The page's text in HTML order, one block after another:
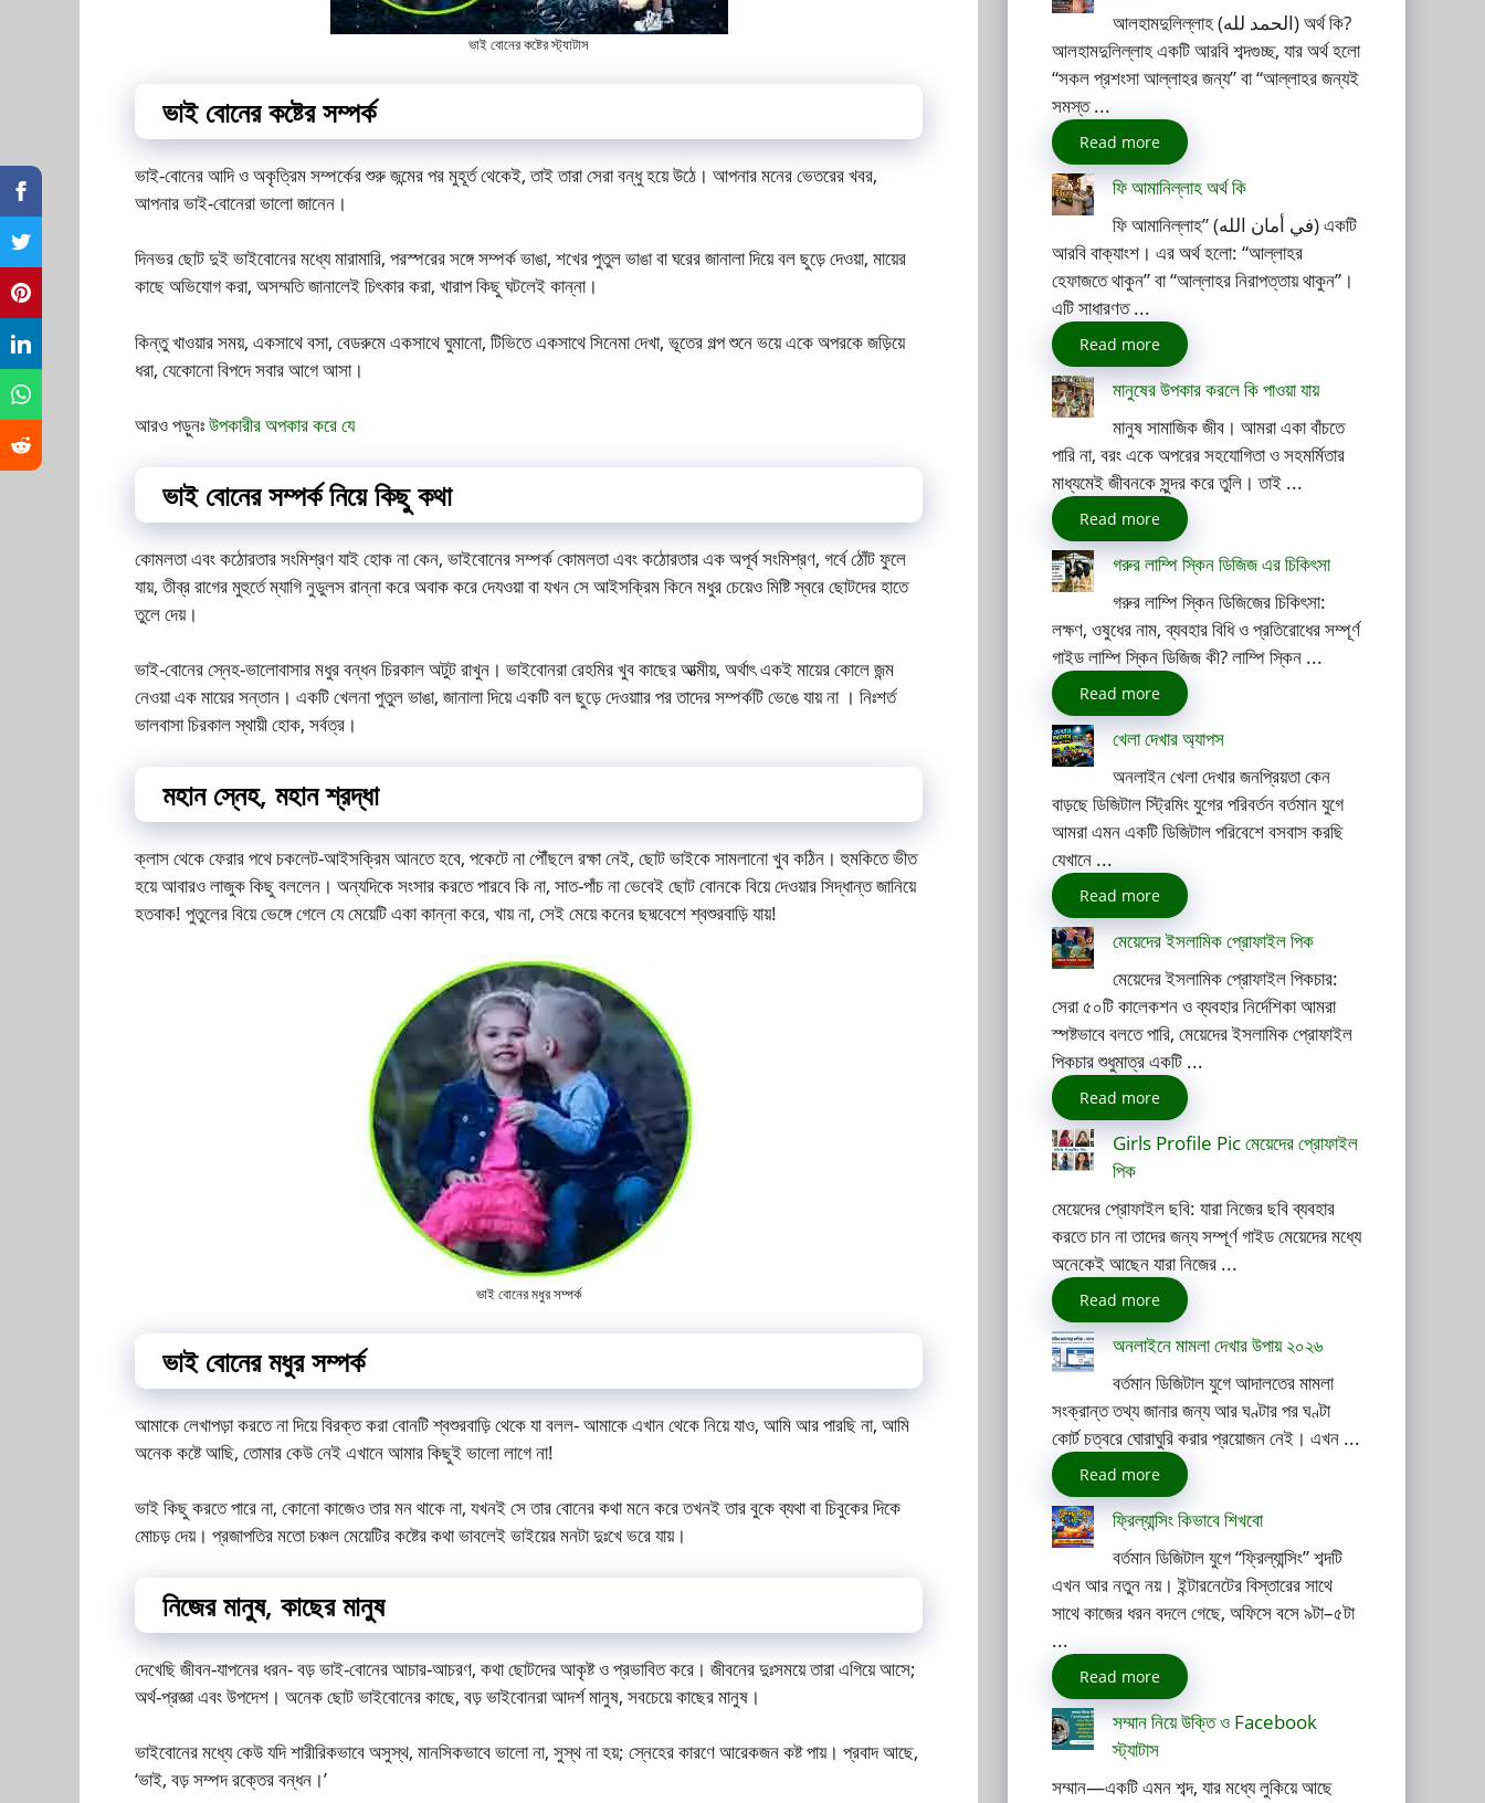
ভাই বোনের কষ্টের স্ট্যাটাস
ভাই বোনের কষ্টের সম্পর্ক
ভাই-বোনের আদি ও অকৃত্রিম সম্পর্কের শুরু জন্মের পর মুহূর্ত থেকেই, তাই তারা সেরা বন্ধু হয়ে উঠে। আপনার মনের ভেতরের খবর,
আপনার ভাই-বোনেরা ভালো জানেন।
দিনভর ছোট দুই ভাইবোনের মধ্যে মারামারি, পরস্পরের সঙ্গে সম্পর্ক ভাঙা, শখের পুতুল ভাঙা বা ঘরের জানালা দিয়ে বল ছুড়ে দেওয়া, মায়ের
কাছে অভিযোগ করা, অসম্মতি জানালেই চিৎকার করা, খারাপ কিছু ঘটলেই কান্না।
কিন্তু খাওয়ার সময়, একসাথে বসা, বেডরুমে একসাথে ঘুমানো, টিভিতে একসাথে সিনেমা দেখা, ভূতের গল্প শুনে ভয়ে একে অপরকে জড়িয়ে
ধরা, যেকোনো বিপদে সবার আগে আসা।
আরও পড়ুনঃউপকারীর অপকার করে যে
ভাই বোনের সম্পর্ক নিয়ে কিছু কথা
কোমলতা এবং কঠোরতার সংমিশ্রণ যাই হোক না কেন, ভাইবোনের সম্পর্ক কোমলতা এবং কঠোরতার এক অপূর্ব সংমিশ্রণ, গর্বে ঠোঁট ফুলে
যায়, তীব্র রাগের মুহুর্তে ম্যাগি নুডুলস রান্না করে অবাক করে দেযওয়া বা যখন সে আইসক্রিম কিনে মধুর চেয়েও মিষ্টি স্বরে ছোটদের হাতে
তুলে দেয়।
ভাই-বোনের স্নেহ-ভালোবাসার মধুর বন্ধন চিরকাল অটুট রাখুন। ভাইবোনরা রেহমির খুব কাছের আত্মীয়, অর্থাৎ একই মায়ের কোলে জন্ম
নেওয়া এক মায়ের সন্তান। একটি খেলনা পুতুল ভাঙা, জানালা দিয়ে একটি বল ছুড়ে দেওয়াার পর তাদের সম্পর্কটি ভেঙে যায় না । নিঃশর্ত
ভালবাসা চিরকাল স্থায়ী হোক, সর্বত্র।
মহান স্নেহ, মহান শ্রদ্ধা
ক্লাস থেকে ফেরার পথে চকলেট-আইসক্রিম আনতে হবে, পকেটে না পৌঁছলে রক্ষা নেই, ছোট ভাইকে সামলানো খুব কঠিন। হুমকিতে ভীত
হয়ে আবারও লাজুক কিছু বললেন। অন্যদিকে সংসার করতে পারবে কি না, সাত-পাঁচ না ভেবেই ছোট বোনকে বিয়ে দেওয়ার সিদ্ধান্ত জানিয়ে
হতবাক! পুতুলের বিয়ে ভেঙ্গে গেলে যে মেয়েটি একা কান্না করে, খায় না, সেই মেয়ে কনের ছদ্মবেশে শ্বশুরবাড়ি যায়!
ভাই বোনের মধুর সম্পর্ক
ভাই বোনের মধুর সম্পর্ক
আমাকে লেখাপড়া করতে না দিয়ে বিরক্ত করা বোনটি শ্বশুরবাড়ি থেকে যা বলল- আমাকে এখান থেকে নিয়ে যাও, আমি আর পারছি না, আমি
অনেক কষ্টে আছি, তোমার কেউ নেই এখানে আমার কিছুই ভালো লাগে না!
ভাই কিছু করতে পারে না, কোনো কাজেও তার মন থাকে না, যখনই সে তার বোনের কথা মনে করে তখনই তার বুকে ব্যথা বা চিবুকের দিকে
মোচড় দেয়। প্রজাপতির মতো চঞ্চল মেয়েটির কষ্টের কথা ভাবলেই ভাইয়ের মনটা দুঃখে ভরে যায়।
নিজের মানুষ, কাছের মানুষ
দেখেছি জীবন-যাপনের ধরন- বড় ভাই-বোনের আচার-আচরণ, কথা ছোটদের আকৃষ্ট ও প্রভাবিত করে। জীবনের দুঃসময়ে তারা এগিয়ে আসে;
অর্থ-প্রজ্ঞা এবং উপদেশ। অনেক ছোট ভাইবোনের কাছে, বড় ভাইবোনরা আদর্শ মানুষ, সবচেয়ে কাছের মানুষ।
ভাইবোনের মধ্যে কেউ যদি শারীরিকভাবে অসুস্থ, মানসিকভাবে ভালো না, সুস্থ না হয়; স্নেহের কারণে আরেকজন কষ্ট পায়। প্রবাদ আছে,
‘ভাই, বড় সম্পদ রক্তের বন্ধন।’
আলহামদুলিল্লাহ (الحمد لله) অর্থ কি?
আলহামদুলিল্লাহ একটি আরবি শব্দগুচ্ছ, যার অর্থ হলো
“সকল প্রশংসা আল্লাহর জন্য” বা “আল্লাহর জন্যই
সমস্ত ...
Read more
ফি আমানিল্লাহ অর্থ কি
ফি আমানিল্লাহ” (في أمان الله) একটি
আরবি বাক্যাংশ। এর অর্থ হলো: “আল্লাহর
হেফাজতে থাকুন” বা “আল্লাহর নিরাপত্তায় থাকুন”।
এটি সাধারণত ...
Read more
মানুষের উপকার করলে কি পাওয়া যায়
মানুষ সামাজিক জীব। আমরা একা বাঁচতে
পারি না, বরং একে অপরের সহযোগিতা ও সহমর্মিতার
মাধ্যমেই জীবনকে সুন্দর করে তুলি। তাই ...
Read more
গরুর লাম্পি স্কিন ডিজিজ এর চিকিৎসা
গরুর লাম্পি স্কিন ডিজিজের চিকিৎসা:
লক্ষণ, ওষুধের নাম, ব্যবহার বিধি ও প্রতিরোধের সম্পূর্ণ
গাইড লাম্পি স্কিন ডিজিজ কী? লাম্পি স্কিন ...
Read more
খেলা দেখার অ্যাপস
অনলাইন খেলা দেখার জনপ্রিয়তা কেন
বাড়ছে ডিজিটাল স্ট্রিমিং যুগের পরিবর্তন বর্তমান যুগে
আমরা এমন একটি ডিজিটাল পরিবেশে বসবাস করছি
যেখানে ...
Read more
মেয়েদের ইসলামিক প্রোফাইল পিক
মেয়েদের ইসলামিক প্রোফাইল পিকচার:
সেরা ৫০টি কালেকশন ও ব্যবহার নির্দেশিকা আমরা
স্পষ্টভাবে বলতে পারি, মেয়েদের ইসলামিক প্রোফাইল
পিকচার শুধুমাত্র একটি ...
Read more
Girls Profile Pic মেয়েদের প্রোফাইল
পিক
মেয়েদের প্রোফাইল ছবি: যারা নিজের ছবি ব্যবহার
করতে চান না তাদের জন্য সম্পূর্ণ গাইড মেয়েদের মধ্যে
অনেকেই আছেন যারা নিজের ...
Read more
অনলাইনে মামলা দেখার উপায় ২০২৬
বর্তমান ডিজিটাল যুগে আদালতের মামলা
সংক্রান্ত তথ্য জানার জন্য আর ঘণ্টার পর ঘণ্টা
কোর্ট চত্বরে ঘোরাঘুরি করার প্রয়োজন নেই। এখন ...
Read more
ফ্রিল্যান্সিং কিভাবে শিখবো
বর্তমান ডিজিটাল যুগে “ফ্রিল্যান্সিং” শব্দটি
এখন আর নতুন নয়। ইন্টারনেটের বিস্তারের সাথে
সাথে কাজের ধরন বদলে গেছে, অফিসে বসে ৯টা–৫টা
...
Read more
সম্মান নিয়ে উক্তি ও Facebook
স্ট্যাটাস
সম্মান—একটি এমন শব্দ, যার মধ্যে লুকিয়ে আছে